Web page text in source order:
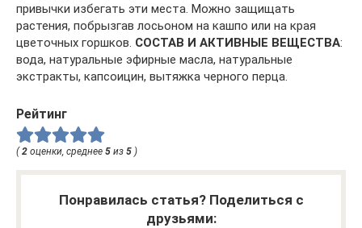
привычки избегать эти места. Можно защищать
растения, побрызгав лосьоном на кашпо или на края
цветочных горшков. СОСТАВ И АКТИВНЫЕ ВЕЩЕСТВА:
вода, натуральные эфирные масла, натуральные
экстракты, капсоицин, вытяжка черного перца.
Рейтинг
( 2 оценки, среднее 5 из 5 )
Понравилась статья? Поделиться с
друзьями: